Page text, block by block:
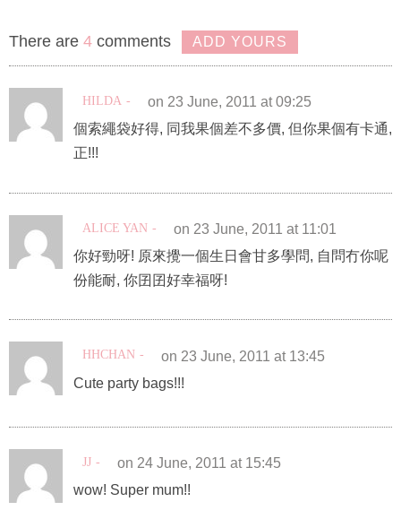
There are 4 comments ADD YOURS
HILDA
on 23 June, 2011 at 09:25
個索繩袋好得, 同我果個差不多價, 但你果個有卡通,
正!!!
ALICE YAN
on 23 June, 2011 at 11:01
你好勁呀! 原來攪一個生日會甘多學問, 自問冇你呢
份能耐, 你囝囝好幸福呀!
HHCHAN
on 23 June, 2011 at 13:45
Cute party bags!!!
JJ
on 24 June, 2011 at 15:45
wow! Super mum!!